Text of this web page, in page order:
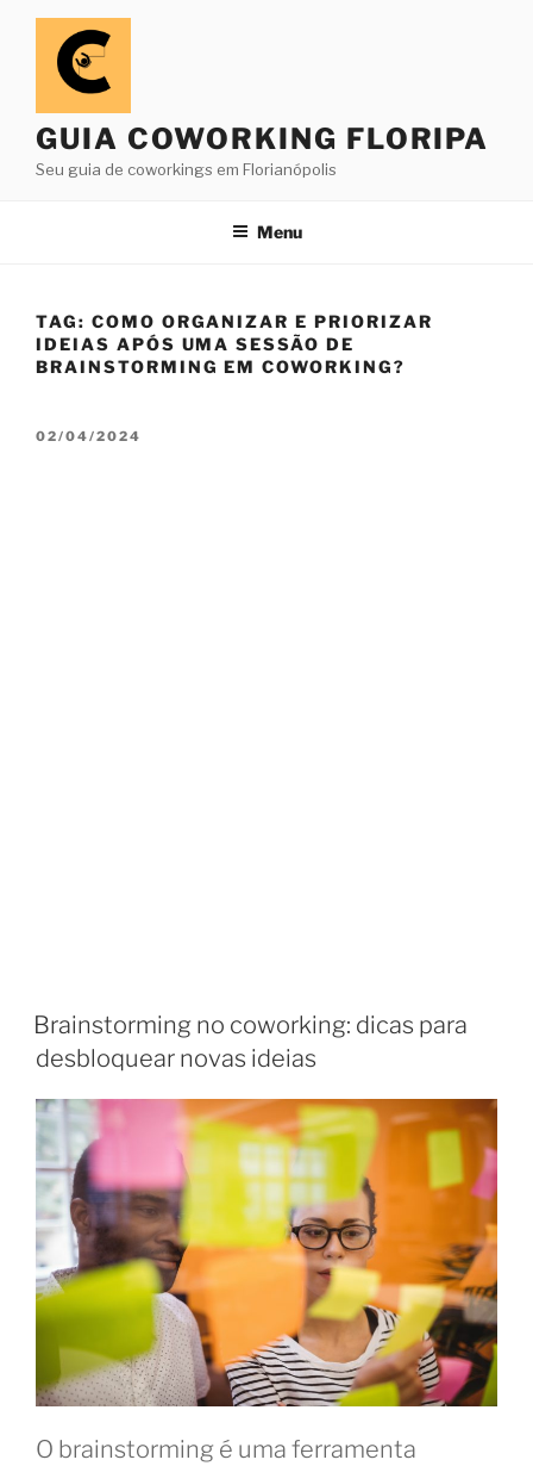
Pular
conteúdo
GUIA COWORKING FLORIPA
Seu guia de coworkings em Florianópolis
Menu
TAG: COMO ORGANIZAR E PRIORIZAR
IDEIAS APÓS UMA SESSÃO DE
BRAINSTORMING EM COWORKING?
PUBLICADO
02/04/2024
Brainstorming no coworking: dicas para
desbloquear novas ideias
O brainstorming é uma ferramenta